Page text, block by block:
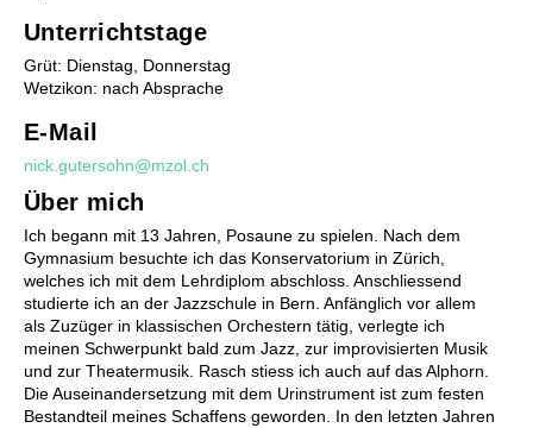
Förderung
Stufentest
Musiktheorie - Musik verstehen und kreieren
Wettbewerbe
Musiktherapie
Musikphysiologie
Unterrichtstage
Grüt: Dienstag, Donnerstag
Wetzikon: nach Absprache
E-Mail
nick.gutersohn@mzol.ch
Über mich
Ich begann mit 13 Jahren, Posaune zu spielen. Nach dem
Gymnasium besuchte ich das Konservatorium in Zürich,
welches ich mit dem Lehrdiplom abschloss. Anschliessend
studierte ich an der Jazzschule in Bern. Anfänglich vor allem
als Zuzüger in klassischen Orchestern tätig, verlegte ich
meinen Schwerpunkt bald zum Jazz, zur improvisierten Musik
und zur Theatermusik. Rasch stiess ich auch auf das Alphorn.
Die Auseinandersetzung mit dem Urinstrument ist zum festen
Bestandteil meines Schaffens geworden. In den letzten Jahren